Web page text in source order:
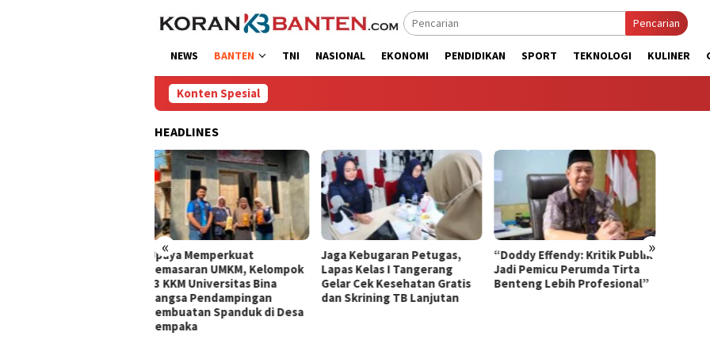
Pencarian
NEWS BANTEN TNI NASIONAL EKONOMI PENDIDIKAN SPORT TEKNOLOGI KULINER
Konten Spesial
HEADLINES
« »
Jaga Kebugaran Petugas,
Lapas Kelas I Tangerang
Gelar Cek Kesehatan Gratis
dan Skrining TB Lanjutan
“Doddy Effendy: Kritik Publik
Jadi Pemicu Perumda Tirta
Benteng Lebih Profesional”
Optimalisasi SDM melalui
Seleksi Wawancara Calon
Peserta Magang Hub